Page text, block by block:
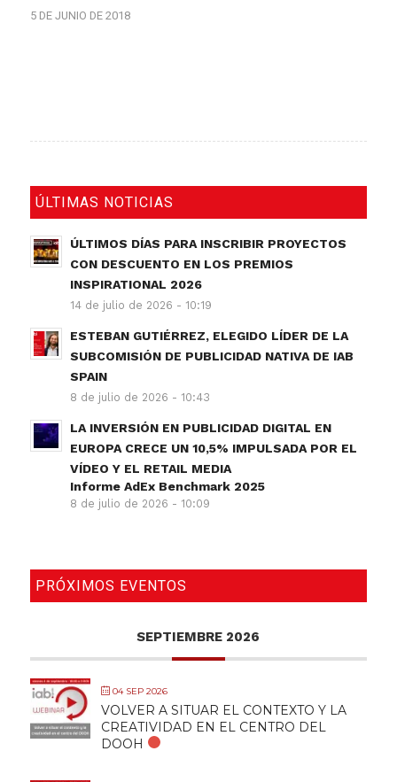
5 DE JUNIO DE 2018
ÚLTIMAS NOTICIAS
ÚLTIMOS DÍAS PARA INSCRIBIR PROYECTOS
CON DESCUENTO EN LOS PREMIOS
INSPIRATIONAL 2026
14 de julio de 2026 - 10:19
ESTEBAN GUTIÉRREZ, ELEGIDO LÍDER DE LA
SUBCOMISIÓN DE PUBLICIDAD NATIVA DE IAB
SPAIN
8 de julio de 2026 - 10:43
LA INVERSIÓN EN PUBLICIDAD DIGITAL EN
EUROPA CRECE UN 10,5% IMPULSADA POR EL
VÍDEO Y EL RETAIL MEDIA
Informe AdEx Benchmark 2025
8 de julio de 2026 - 10:09
PRÓXIMOS EVENTOS
SEPTIEMBRE 2026
04 SEP 2026
VOLVER A SITUAR EL CONTEXTO Y LA
CREATIVIDAD EN EL CENTRO DEL
DOOH